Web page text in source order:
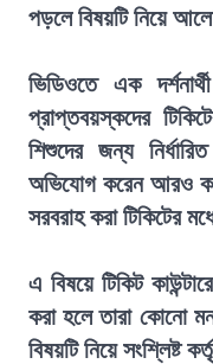
পড়লে বিষয়টি নিয়ে
ভিডিওতে এক
প্রাপ্তবয়স্কদের
শিশুদের জন্য
অভিযোগ করেন আরও
সরবরাহ করা টিকিটের
এ বিষয়ে টিকিট
করা হলে তারা কোনো
বিষয়টি নিয়ে সংশ্লিষ্ট